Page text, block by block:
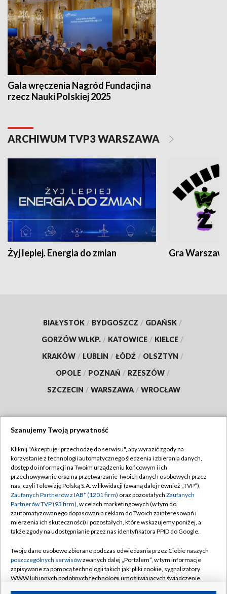
Gala wręczenia Nagród Fundacji na
rzecz Nauki Polskiej 2025
ARCHIWUM TVP3 WARSZAWA
Żyj lepiej. Energia do zmian Gra
BIAŁYSTOK / BYDGOSZCZ / GDAŃSK /
GORZÓW WLKP. / KATOWICE / KIELCE /
KRAKÓW / LUBLIN / ŁÓDŹ / OLSZTYN /
OPOLE / POZNAŃ / RZESZÓW /
SZCZECIN / WARSZAWA / WROCŁAW
TVP
Abonament TVP
Emisja w TVP
Centrum informacji TVP
Naziemna Telewizja Cyfrowa
Rada Programowa
System NOS
Informacje o nadawcy
Regulamin TVP
Polityka prywatności
Moje zgody
Pomoc
Kontakt
Szanujemy Twoją prywatność
Kliknij "Akceptuję i przechodzę do serwisu", aby wyrazić zgody na
korzystanie z technologii automatycznego śledzenia i zbierania danych,
dostęp do informacji na Twoim urządzeniu końcowym i ich
przechowywanie oraz na przetwarzanie Twoich danych osobowych przez
nas, czyli Telewizję Polską S.A. w likwidacji (zwaną dalej również „TVP”),
Zaufanych Partnerów z IAB* (1201 firm) oraz pozostałych Zaufanych
Partnerów TVP (93 firm), w celach marketingowych (w tym do
zautomatyzowanego dopasowania reklam do Twoich zainteresowań i
mierzenia ich skuteczności) i pozostałych, które wskazujemy poniżej, a
także zgody na udostępnianie przez nas identyfikatora PPID do Google.
Twoje dane osobowe zbierane podczas odwiedzania przez Ciebie naszych
poszczególnych serwisówzwanych dalej „Portalem”, w tym informacje
zapisywane za pomocą technologii takich jak: pliki cookie, sygnalizatory
WWW lub innych podobnych technologii umożliwiających świadczenie